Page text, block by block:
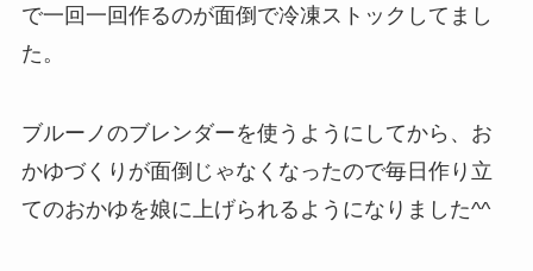
で一回一回作るのが面倒で冷凍ストックしてまし
た。
ブルーノのブレンダーを使うようにしてから、お
かゆづくりが面倒じゃなくなったので毎日作り立
てのおかゆを娘に上げられるようになりました^^